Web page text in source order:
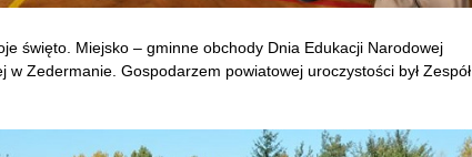
święto. Miejsko – gminne obchody Dnia Edukacji Narodowej
Zedermanie. Gospodarzem powiatowej uroczystości był Zespół